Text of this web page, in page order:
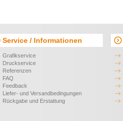
Service / Informationen
Grafikservice
Druckservice
Referenzen
FAQ
Feedback
Liefer- und Versandbedingungen
Rückgabe und Erstattung